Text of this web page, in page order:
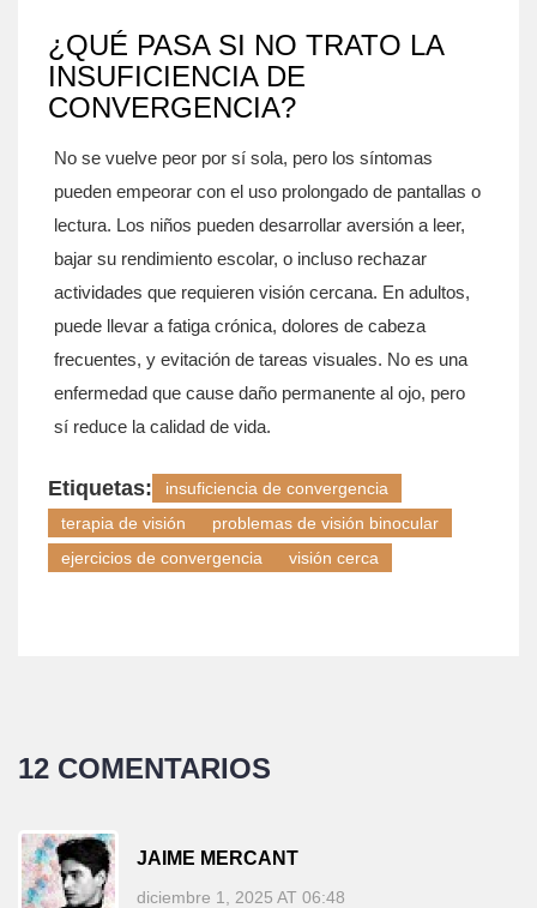
¿QUÉ PASA SI NO TRATO LA
INSUFICIENCIA DE
CONVERGENCIA?
No se vuelve peor por sí sola, pero los síntomas
pueden empeorar con el uso prolongado de pantallas o
lectura. Los niños pueden desarrollar aversión a leer,
bajar su rendimiento escolar, o incluso rechazar
actividades que requieren visión cercana. En adultos,
puede llevar a fatiga crónica, dolores de cabeza
frecuentes, y evitación de tareas visuales. No es una
enfermedad que cause daño permanente al ojo, pero
sí reduce la calidad de vida.
Etiquetas:
insuficiencia de convergencia
terapia de visión
problemas de visión binocular
ejercicios de convergencia
visión cerca
12 COMENTARIOS
JAIME MERCANT
diciembre 1, 2025 AT 06:48